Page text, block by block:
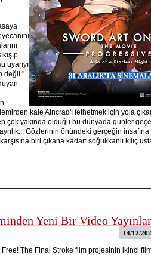
uyarıyı
değil."
kale Aincrad'ı fethetmek için yola
çok yakında olduğu bu dünyada günler
Gözlerinin önündeki gerçeğin insafına
biri çıkana kadar: soğukkanlı kılıç
Yeni Bir Video
14/12/
The Final Stroke film projesinin ikinci